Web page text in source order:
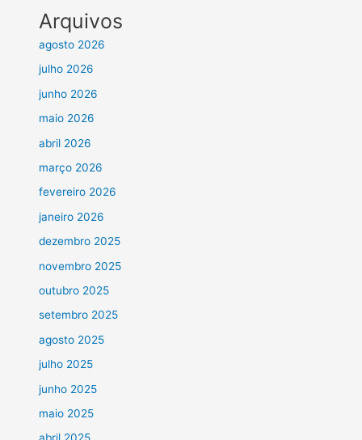
Arquivos
agosto 2026
julho 2026
junho 2026
maio 2026
abril 2026
março 2026
fevereiro 2026
janeiro 2026
dezembro 2025
novembro 2025
outubro 2025
setembro 2025
agosto 2025
julho 2025
junho 2025
maio 2025